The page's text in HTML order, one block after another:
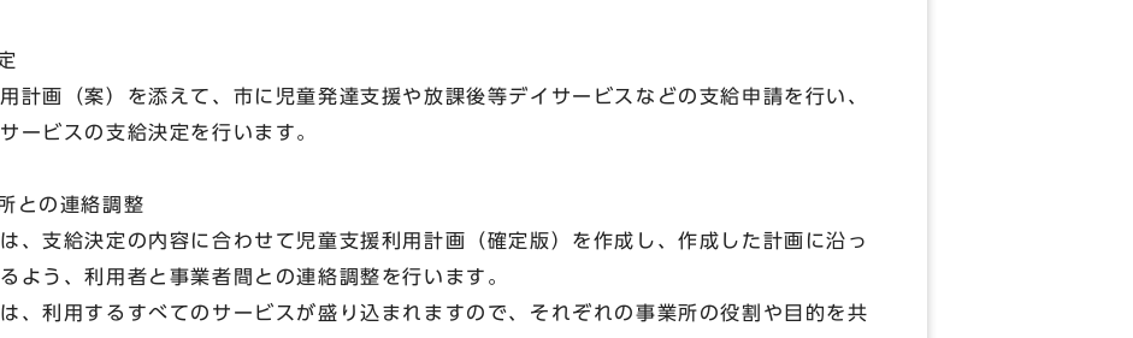
計画（案）を添えて、市に児童発達支援や放課後等デイサービスなどの支給申請を行い、
ービスの支給決定を行います。
との連絡調整
、支給決定の内容に合わせて児童支援利用計画（確定版）を作成し、作成した計画に沿っ
よう、利用者と事業者間との連絡調整を行います。
、利用するすべてのサービスが盛り込まれますので、それぞれの事業所の役割や目的を共